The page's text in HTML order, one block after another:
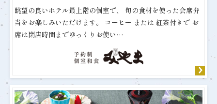
眺望の良いホテル最上階の個室で、 旬の食材を使った会席弁
当をお楽しみいただけます。 コーヒー または 紅茶付きで お
席は閉店時間までゆっくりお使い…